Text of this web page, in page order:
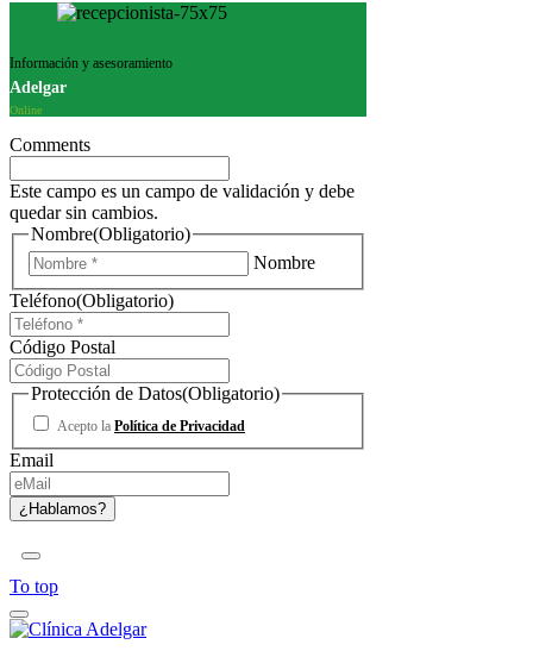
Información y asesoramiento
Adelgar
Online
Comments
Este campo es un campo de validación y debe
quedar sin cambios.
Nombre(Obligatorio)
Nombre
Teléfono(Obligatorio)
Código Postal
Protección de Datos(Obligatorio)
Acepto la Política de Privacidad
Email
To top